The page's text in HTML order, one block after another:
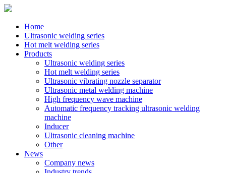
Home
Ultrasonic welding series
Hot melt welding series
Products
Ultrasonic welding series
Hot melt welding series
Ultrasonic vibrating nozzle separator
Ultrasonic metal welding machine
High frequency wave machine
Automatic frequency tracking ultrasonic welding
machine
Inducer
Ultrasonic cleaning machine
Other
News
Company news